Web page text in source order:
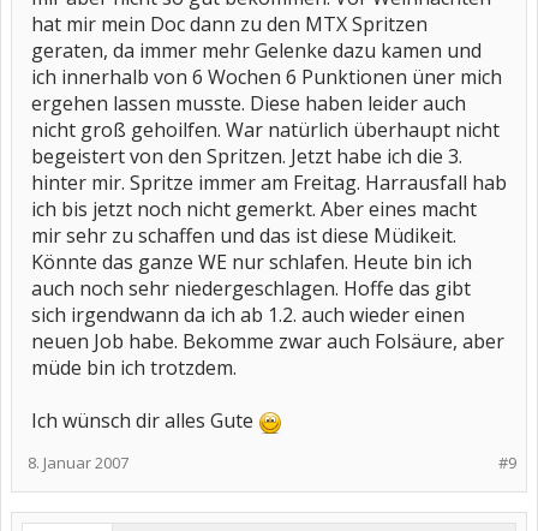
hat mir mein Doc dann zu den MTX Spritzen
geraten, da immer mehr Gelenke dazu kamen und
ich innerhalb von 6 Wochen 6 Punktionen üner mich
ergehen lassen musste. Diese haben leider auch
nicht groß gehoilfen. War natürlich überhaupt nicht
begeistert von den Spritzen. Jetzt habe ich die 3.
hinter mir. Spritze immer am Freitag. Harrausfall hab
ich bis jetzt noch nicht gemerkt. Aber eines macht
mir sehr zu schaffen und das ist diese Müdikeit.
Könnte das ganze WE nur schlafen. Heute bin ich
auch noch sehr niedergeschlagen. Hoffe das gibt
sich irgendwann da ich ab 1.2. auch wieder einen
neuen Job habe. Bekomme zwar auch Folsäure, aber
müde bin ich trotzdem.
Ich wünsch dir alles Gute
#9
8. Januar 2007